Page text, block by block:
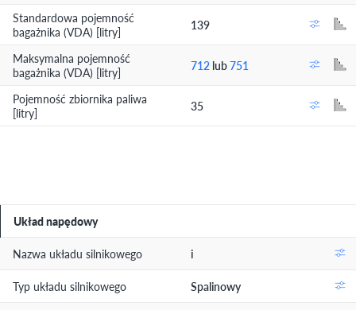
Standardowa pojemność
bagażnika (VDA) [litry]
139
Maksymalna pojemność
bagażnika (VDA) [litry]
712 lub751
Pojemność zbiornika paliwa
[litry]
35
Układ napędowy
Nazwa układu silnikowego i
Typ układu silnikowego Spalinowy